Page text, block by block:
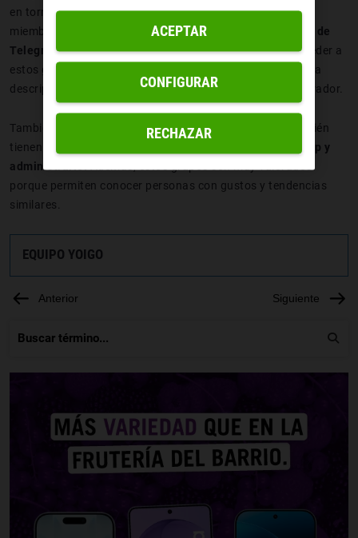
en torno a una temática común que interesan a todos los
miembros del mismo. Estos entornos se llamarían
grupos de
Telegram pxp.En principio cualquier persona podría acceder a
estos grupos, aunque siempre es recomendable leer bien la
descripción de ese grupo y solicitar el ingreso al administrador.
También es destacable el hecho de que los usuarios también
tienen la opción de
crear su propio grupo de Telegram pxp y
administrarlo.
porque permiten conocer personas con gustos y tendencias
similares.
EQUIPO YOIGO
Anterior Siguiente
RECHAZAR
ACEPTAR
CONFIGURAR